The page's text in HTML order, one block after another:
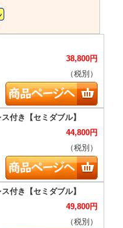
38,800円
（税別）
44,800円
（税別）
49,800円
（税別）